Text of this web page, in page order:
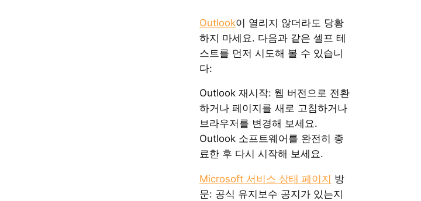
Outlook이 열리지 않더라도 당황
하지 마세요. 다음과 같은 셀프 테
스트를 먼저 시도해 볼 수 있습니
다:
Outlook 재시작: 웹 버전으로 전환
하거나 페이지를 새로 고침하거나
브라우저를 변경해 보세요.
Outlook 소프트웨어를 완전히 종
료한 후 다시 시작해 보세요.
Microsoft 서비스 상태 페이지 방
문: 공식 유지보수 공지가 있는지